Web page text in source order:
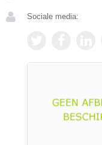
Sociale media: